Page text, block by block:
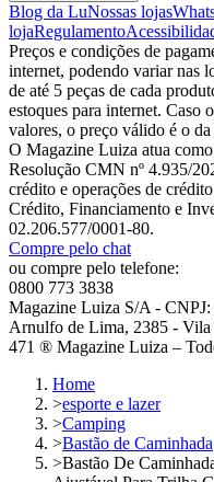
Blog da LuNossas lojas
lojaRegulamento
Preços e condições de
internet, podendo variar nas
de até 5 peças de cada
estoques para internet. Caso
valores, o preço válido é o da
O Magazine Luiza atua
Resolução CMN nº 4.935/
crédito e operações de
Crédito, Financiamento e
02.206.577/0001-80.
Compre pelo chat
ou compre pelo telefone:
0800 773 3838
Magazine Luiza S/A -
Arnulfo de Lima, 2385 - Vila
471 ® Magazine Luiza –
Home
>esporte e lazer
>Camping
>Bastão de Caminhada
>Bastão De